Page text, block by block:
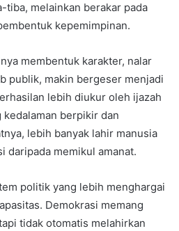
tiba, melainkan berakar pada
kepemimpinan.
membentuk karakter, nalar
publik, makin bergeser menjadi
lebih diukur oleh ijazah
berpikir dan
lebih banyak lahir manusia
daripada memikul amanat.
politik yang lebih menghargai
Demokrasi memang
tidak otomatis melahirkan